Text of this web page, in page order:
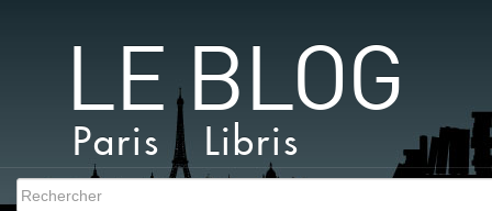
LE BLOG
Paris Libris